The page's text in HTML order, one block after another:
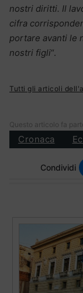
nostri diritti. Il
cifra
portare avanti le
nostri figli“.
Tutti gli articoli
Questo articolo fa
Cronaca
Condividi